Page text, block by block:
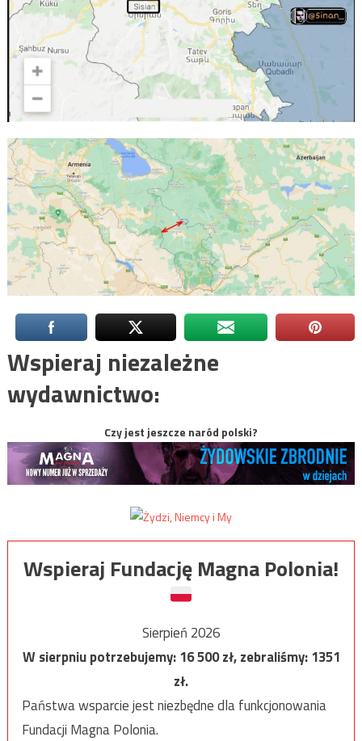
Wspieraj niezależne
wydawnictwo:
Czy jest jeszcze naród polski?
Wspieraj Fundację Magna Polonia!
Sierpień 2026
W sierpniu potrzebujemy:16 500zł, zebraliśmy:1351
zł.
Państwa wsparcie jest niezbędne dla funkcjonowania
Fundacji Magna Polonia.